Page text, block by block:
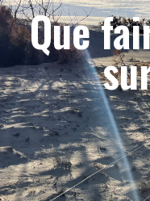
Que